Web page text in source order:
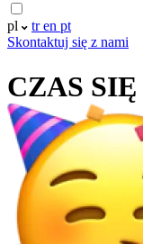
pl tren pt
Skontaktuj się z nami
CZAS SIĘ